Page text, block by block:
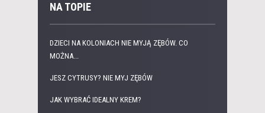
NA TOPIE
DZIECI NA KOLONIACH NIE MYJĄ ZĘBÓW. CO
MOŻNA...
JESZ CYTRUSY? NIE MYJ ZĘBÓW
JAK WYBRAĆ IDEALNY KREM?